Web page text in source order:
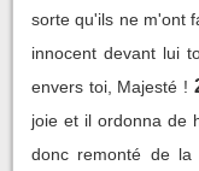
sorte qu'ils ne m'ont
innocent devant lui
envers toi, Majesté !
joie et il ordonna de
donc remonté de